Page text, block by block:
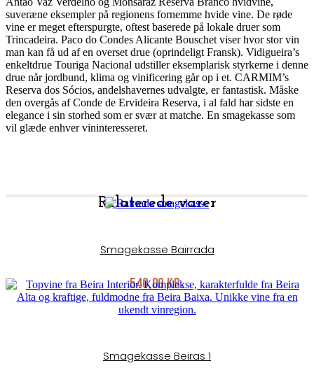
suveræne eksempler på regionens fornemme hvide vine. De røde
vine er meget efterspurgte, oftest baserede på lokale druer som
Trincadeira. Paco do Condes Alicante Bouschet viser hvor stor vin
man kan få ud af en overset drue (oprindeligt Fransk). Vidigueira’s
enkeltdrue Touriga Nacional udstiller eksemplarisk styrkerne i denne
drue når jordbund, klima og vinificering går op i et. CARMIM’s
Reserva dos Sócios, andelshavernes udvalgte, er fantastisk. Måske
den overgås af Conde de Ervideira Reserva, i al fald har sidste en
elegance i sin storhed som er svær at matche. En smagekasse som
vil glæde enhver vininteresseret.
Relaterede varer
Smagekasse Bairrada
540,00kr.
Smagekasse Beiras 1